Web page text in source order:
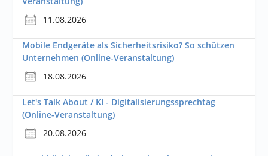
11.08.2026
Mobile Endgeräte als Sicherheitsrisiko? So schützen
Unternehmen (Online-Veranstaltung)
18.08.2026
Let's Talk About / KI - Digitalisierungssprechtag
(Online-Veranstaltung)
20.08.2026